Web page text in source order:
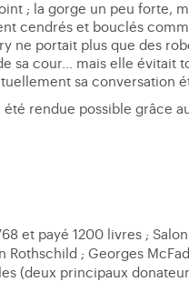
; la gorge un peu forte,
cendrés et bouclés
ne portait plus que des
sa cour… mais elle évitait
sa conversation
été rendue possible grâce
et payé 1200 livres ;
Rothschild ; Georges
(deux principaux